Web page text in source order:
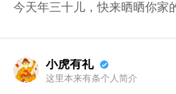
今天年三十儿，快来晒晒你家
小虎有礼
这里本来有条个人简介